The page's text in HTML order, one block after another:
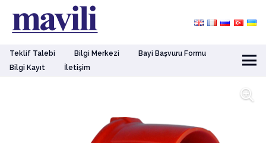
Teklif Talebi Bilgi Merkezi
Bayi Başvuru Formu
Bilgi Kayıt
İletişim